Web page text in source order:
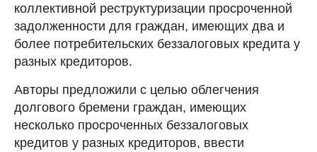
коллективной реструктуризации просроченной
задолженности для граждан, имеющих два и
более потребительских беззалоговых кредита у
разных кредиторов.
Авторы предложили с целью облегчения
долгового бремени граждан, имеющих
несколько просроченных беззалоговых
кредитов у разных кредиторов, ввести